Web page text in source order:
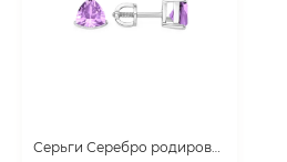
Серьги Серебро родированное 12200112282-5